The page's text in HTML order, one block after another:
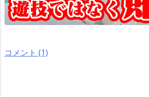
コメント (1)